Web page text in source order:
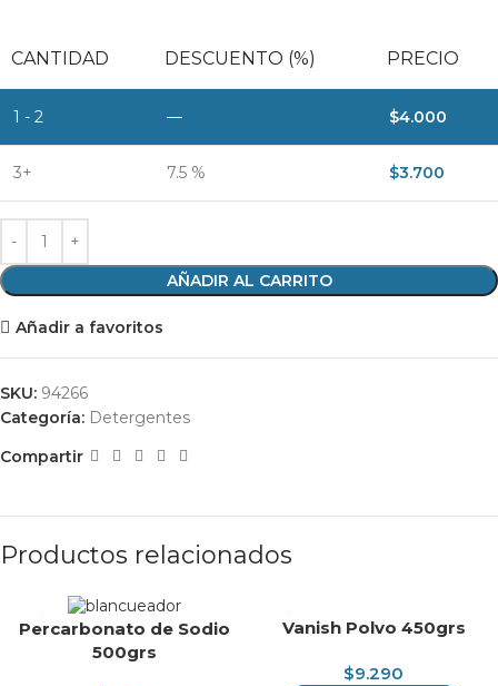
CANTIDAD DESCUENTO (%) PRECIO
1 - 2 — $4.000
3+ 7.5 % $3.700
AÑADIR AL CARRITO
Añadir a favoritos
SKU: 94266
Categoría: Detergentes
Compartir
Productos relacionados
Percarbonato de Sodio
500grs
Vanish Polvo 450grs
$9.290